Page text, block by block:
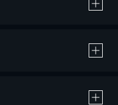
による作品の購入 / レンタルです。